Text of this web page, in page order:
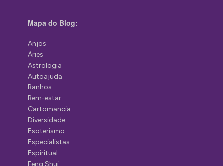
Mapa do Blog:
Anjos
Áries
Astrologia
Autoajuda
Banhos
Bem-estar
Cartomancia
Diversidade
Esoterismo
Especialistas
Espiritual
Feng Shui